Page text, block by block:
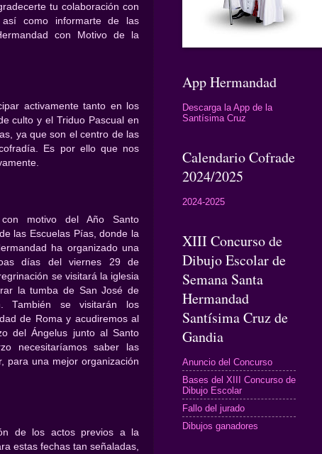
tu colaboración con
como informarte de las
con Motivo de la
activamente tanto en los
culto y el Triduo Pascual en
ya que son el centro de las
Es por ello que nos
con motivo del Año Santo
las Escuelas Pías, donde la
ha organizado una
días del viernes 29 de
se visitará la iglesia
la tumba de San José de
También se visitarán los
de Roma y acudiremos al
del Ángelus junto al Santo
necesitaríamos saber las
para una mejor organización
de los actos previos a la
estas fechas tan señaladas,
App Hermandad
Descarga la App de la
Santísima Cruz
Calendario Cofrade
2024/2025
2024-2025
XIII Concurso de
Dibujo Escolar de
Semana Santa
Hermandad
Santísima Cruz de
Gandia
Anuncio del Concurso
Bases del XIII Concurso de
Dibujo Escolar
Fallo del jurado
Dibujos ganadores